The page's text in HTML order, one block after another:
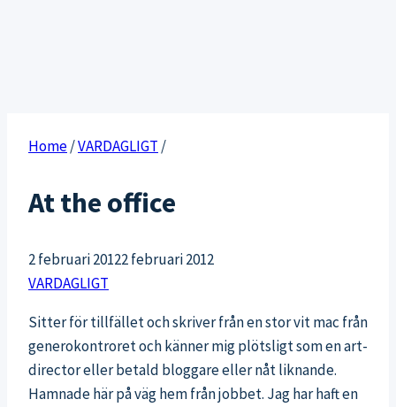
Home/VARDAGLIGT /
At the office
2 februari 20122 februari 2012
VARDAGLIGT
Sitter för tillfället och skriver från en stor vit mac från
generokontroret och känner mig plötsligt som en art-
director eller betald bloggare eller nåt liknande.
Hamnade här på väg hem från jobbet. Jag har haft en